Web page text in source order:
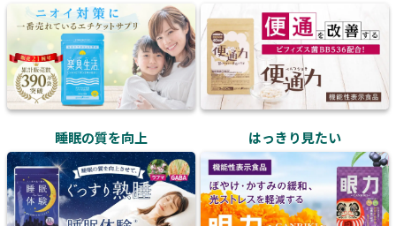
睡眠の質を向上 はっきり見たい